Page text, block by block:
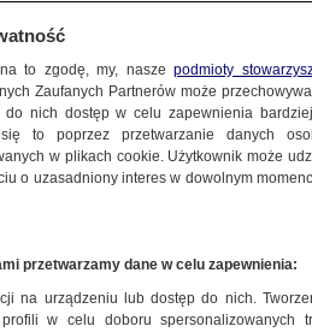
wybrzeżu
to zgodę, my, naszepodmioty
Zaufanych Partnerów może
do nich dostęp w celu zapewnienia
to poprzez przetwarzanie danych
w plikach cookie. Użytkownik może
o uzasadniony interes w dowolnym
przetwarzamy dane w celu zapewnienia:
na urządzeniu lub dostęp do nich.
profili w celu doboru spersonalizowanych